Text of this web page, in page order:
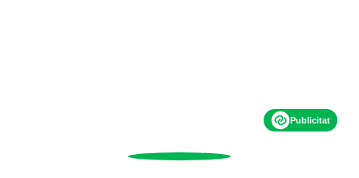
Publicitat